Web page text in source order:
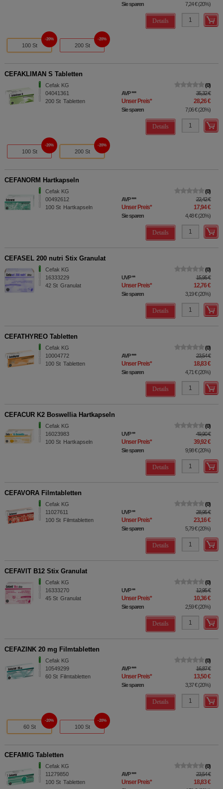
Sie sparen 7,24 €(20%)
Details
100 St
20%
200 St
20%
CEFAKLIMAN S Tabletten
Cefak KG
04041361
200 St Tabletten
0
AVP*** 35,32 €
Unser Preis* 28,26 €
Sie sparen 7,06 €(20%)
Details
100 St
20%
200 St
20%
CEFANORM Hartkapseln
Cefak KG
00492612
100 St Hartkapseln
0
AVP*** 22,42 €
Unser Preis* 17,94 €
Sie sparen 4,48 €(20%)
Details
CEFASEL 200 nutri Stix Granulat
Cefak KG
16333229
42 St Granulat
0
UVP** 15,95 €
Unser Preis* 12,76 €
Sie sparen 3,19 €(20%)
Details
CEFATHYREO Tabletten
Cefak KG
10004772
100 St Tabletten
0
AVP*** 23,54 €
Unser Preis* 18,83 €
Sie sparen 4,71 €(20%)
Details
CEFACUR K2 Boswellia Hartkapseln
Cefak KG
16023983
100 St Hartkapseln
0
UVP** 49,90 €
Unser Preis* 39,92 €
Sie sparen 9,98 €(20%)
Details
CEFAVORA Filmtabletten
Cefak KG
11027611
100 St Filmtabletten
0
UVP** 28,95 €
Unser Preis* 23,16 €
Sie sparen 5,79 €(20%)
Details
CEFAVIT B12 Stix Granulat
Cefak KG
16333270
45 St Granulat
0
UVP** 12,95 €
Unser Preis* 10,36 €
Sie sparen 2,59 €(20%)
Details
CEFAZINK 20 mg Filmtabletten
Cefak KG
10549299
60 St Filmtabletten
0
AVP*** 16,87 €
Unser Preis* 13,50 €
Sie sparen 3,37 €(20%)
Details
60 St
20%
100 St
20%
CEFAMIG Tabletten
Cefak KG
11279850
100 St Tabletten
0
AVP*** 23,54 €
Unser Preis* 18,83 €